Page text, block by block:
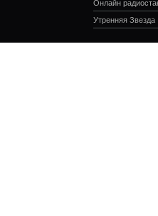
Онлайн
Утренняя Звезда